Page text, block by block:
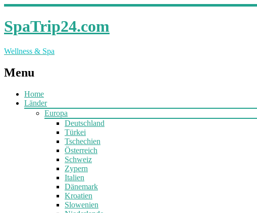
SpaTrip24.com
Wellness & Spa
Menu
Home
Länder
Europa
Deutschland
Türkei
Tschechien
Österreich
Schweiz
Zypern
Italien
Dänemark
Kroatien
Slowenien